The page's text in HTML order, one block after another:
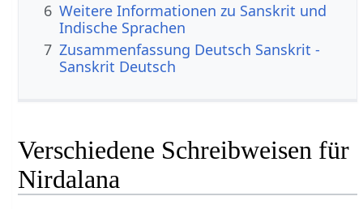
6 Weitere Informationen zu Sanskrit und
Indische Sprachen
7 Zusammenfassung Deutsch Sanskrit -
Sanskrit Deutsch
Verschiedene Schreibweisen für
Nirdalana